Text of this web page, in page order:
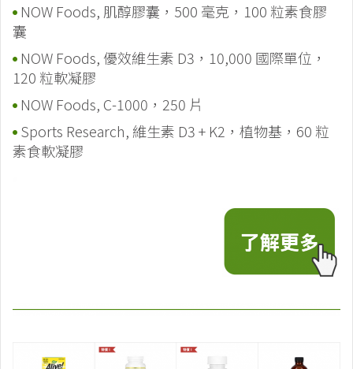
NOW Foods, 肌醇膠囊，500 毫克，100 粒素食膠
囊
NOW Foods, 優效維生素 D3，10,000 國際單位，
120 粒軟凝膠
NOW Foods, C-1000，250 片
Sports Research, 維生素 D3 + K2，植物基，60 粒
素食軟凝膠